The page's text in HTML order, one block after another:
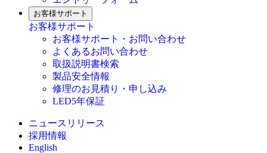
お客様サポート
お客様サポート
お客様サポート・お問い合わせ
よくあるお問い合わせ
取扱説明書検索
製品安全情報
修理のお見積り・申し込み
LED5年保証
ニュースリリース
採用情報
English